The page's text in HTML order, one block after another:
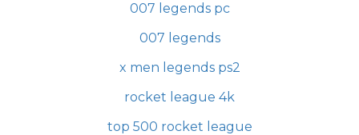
007 legends pc
007 legends
x men legends ps2
rocket league 4k
top 500 rocket league